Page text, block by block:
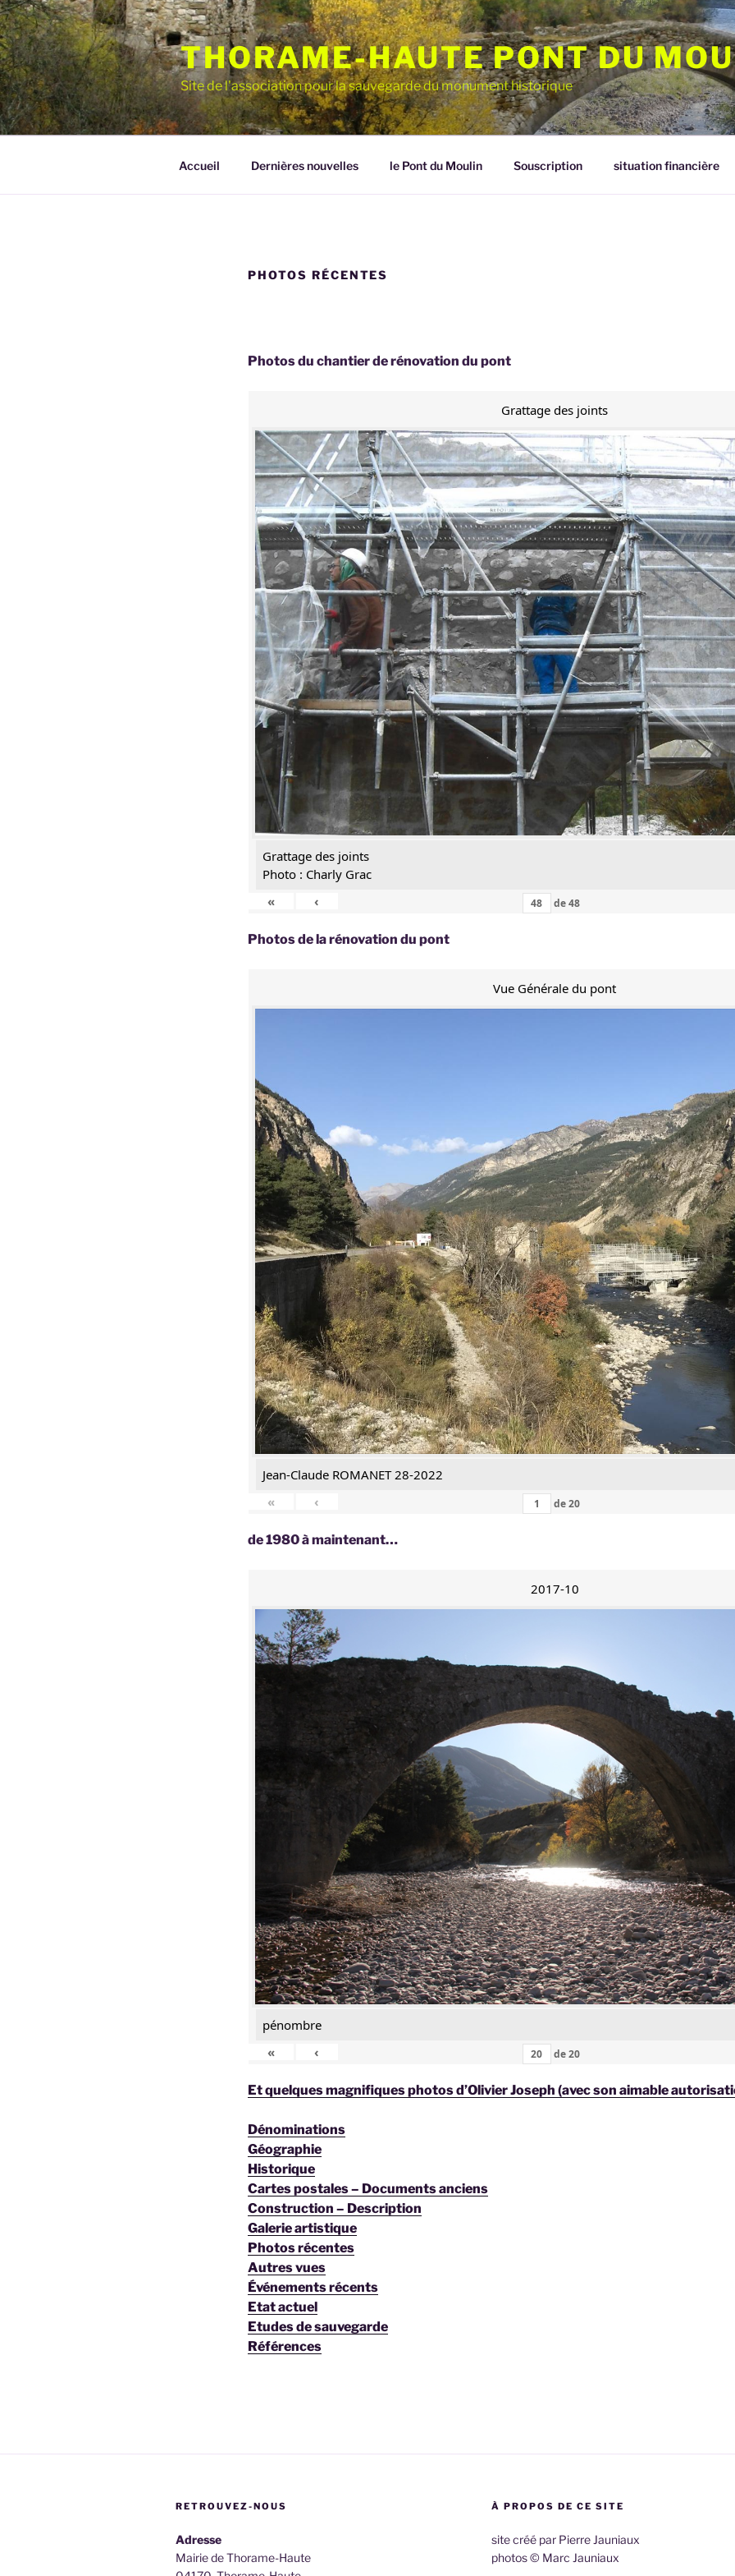
Aller
au
contenu
principal
THORAME-HAUTE PONT DU
Site de l'association pour la sauvegarde du monument historique
Accueil Dernières nouvelles le Pont du Moulin Souscription situation financière
PHOTOS RÉCENTES
Photos du chantier de rénovation du pont
Grattage des joints
Grattage des joints
Photo : Charly Grac
«
‹ de48
Photos de la rénovation du pont
Vue Générale du pont
Jean-Claude ROMANET 28-2022
«
‹ de20
de 1980 à maintenant…
2017-10
pénombre
«
‹ de20
Et quelques magnifiques photos d’Olivier Joseph (avec son aimable
Dénominations
Géographie
Historique
Cartes postales – Documents anciens
Construction – Description
Galerie artistique
Photos récentes
Autres vues
Événements récents
Etat actuel
Etudes de sauvegarde
Références
RETROUVEZ-NOUS
Adresse
Mairie de Thorame-Haute
À PROPOS DE CE SITE
site créé par Pierre Jauniaux
photos © Marc Jauniaux